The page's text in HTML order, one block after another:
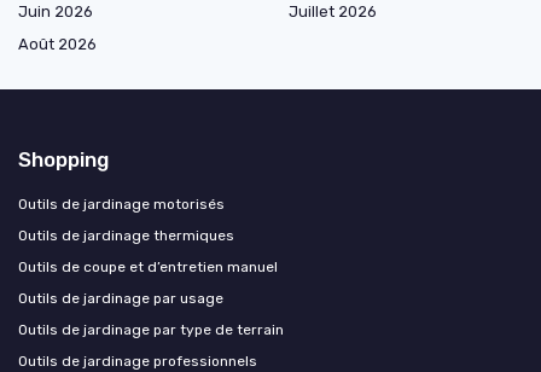
Juin 2026
Juillet 2026
Août 2026
Shopping
Outils de jardinage motorisés
Outils de jardinage thermiques
Outils de coupe et d’entretien manuel
Outils de jardinage par usage
Outils de jardinage par type de terrain
Outils de jardinage professionnels